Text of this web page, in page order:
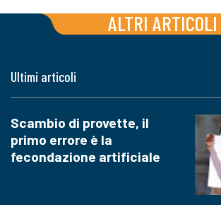
ALTRI ARTICOLI
Ultimi articoli
Scambio di provette, il
primo errore è la
fecondazione artificiale